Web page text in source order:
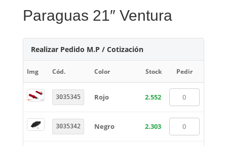
Paraguas 21″ Ventura
Realizar Pedido M.P / Cotización
Img Cód. Color Stock Pedir
3035345 Rojo 2.552
3035342 Negro 2.303